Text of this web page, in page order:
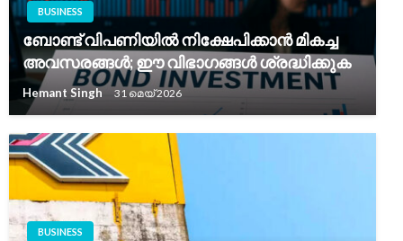
BUSINESS
ബോണ്ട് വിപണിയിൽ നിക്ഷേപിക്കാൻ മികച്ച
അവസരങ്ങൾ; ഈ വിഭാഗങ്ങൾ ശ്രദ്ധിക്കുക
Hemant Singh 31 മെയ്‌ 2026
BUSINESS